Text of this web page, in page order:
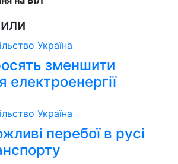
Україна
зменшити
електроенергії
Україна
перебої в русі